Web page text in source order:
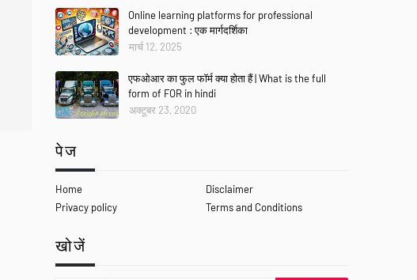
Online learning platforms for professional
development : एक मार्गदर्शिका
मार्च 12, 2025
एफओआर का फुल फॉर्म क्या होता हैं | What is the full
form of FOR in hindi
अक्टूबर 23, 2020
पेज
Home
Disclaimer
Privacy policy
Terms and Conditions
खोजें